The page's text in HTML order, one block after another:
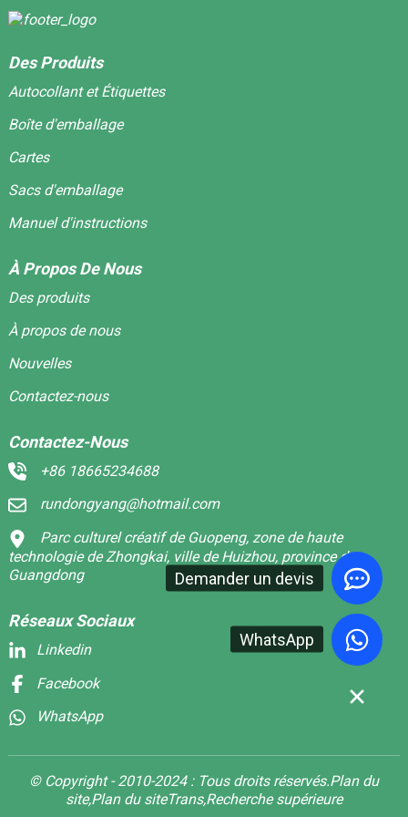
Demander un devis
WhatsApp
Des Produits
Autocollant et Étiquettes
Boîte d'emballage
Cartes
Sacs d'emballage
Manuel d'instructions
À Propos De Nous
Des produits
À propos de nous
Nouvelles
Contactez-nous
Contactez-Nous
+86 18665234688
rundongyang@hotmail.com
Parc culturel créatif de Guopeng, zone de haute
technologie de Zhongkai, ville de Huizhou, province du
Guangdong
Réseaux Sociaux
Linkedin
Facebook
WhatsApp
© Copyright - 2010-2024 : Tous droits réservés.Plan du
site,Plan du siteTrans,Recherche supérieure